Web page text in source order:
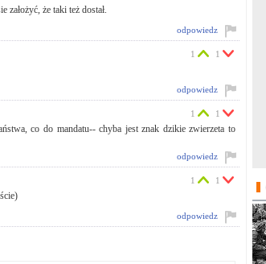
że taki też dostał.
odpowiedz
1 1
odpowiedz
co do mandatu-- chyba jest znak dzikie zwierzeta to
1 1
odpowiedz
1 1
odpowiedz